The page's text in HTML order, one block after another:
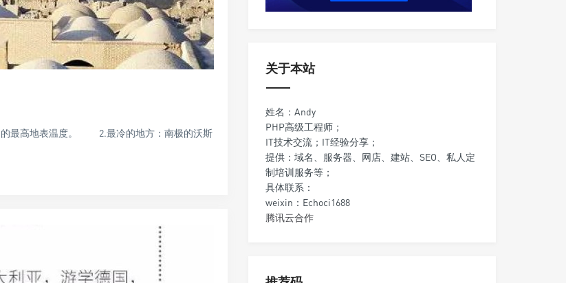
的最高地表温度。 2.最冷的地方：南极的沃斯
关于本站
姓名：Andy
PHP高级工程师；
IT技术交流；IT经验分享；
提供：域名、服务器、网店、建站、SEO、私人定
制培训服务等；
具体联系：
weixin：Echoci1688
腾讯云合作